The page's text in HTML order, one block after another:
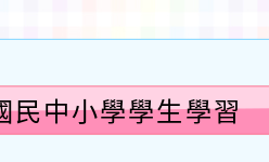
民中小學學生學習